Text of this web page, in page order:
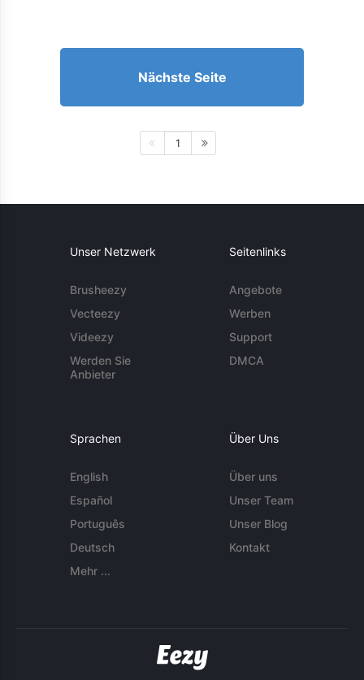
Nächste Seite
1
Unser Netzwerk
Brusheezy
Vecteezy
Videezy
Werden Sie
Anbieter
Seitenlinks
Angebote
Werben
Support
DMCA
Sprachen
English
Español
Português
Deutsch
Mehr ...
Über Uns
Über uns
Unser Team
Unser Blog
Kontakt